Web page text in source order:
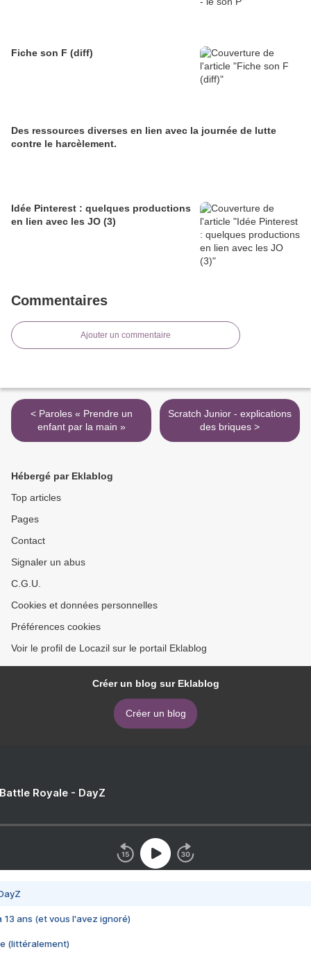
Fiche son F (diff)
Des ressources diverses en lien avec la journée de lutte
contre le harcèlement.
Idée Pinterest : quelques productions
en lien avec les JO (3)
Commentaires
Ajouter un commentaire
< Paroles « Prendre un
enfant par la main »
Scratch Junior - explications
des briques >
Hébergé par Eklablog
Top articles
Pages
Contact
Signaler un abus
C.G.U.
Cookies et données personnelles
Préférences cookies
Voir le profil de Locazil sur le portail Eklablog
Créer un blog sur Eklablog
Créer un blog
Royale - DayZ
13 ans (et vous l'avez ignoré)
(littéralement)